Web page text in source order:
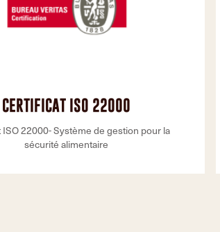
CERTIFICAT ISO 22000
22000- Système de gestion pour la
sécurité alimentaire